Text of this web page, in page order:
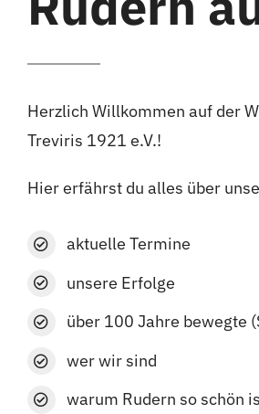
Herzlich Willkommen auf der
Treviris 1921 e.V.!
Hier erfährst du alles über
aktuelle Termine
unsere Erfolge
über 100 Jahre bewegte
wer wir sind
warum Rudern so schön